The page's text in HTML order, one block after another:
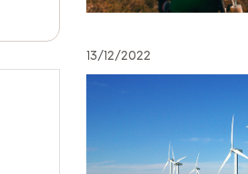
13/12/2022